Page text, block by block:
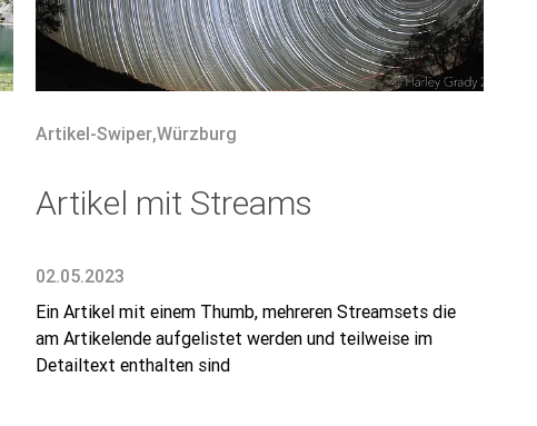
Artikel-Swiper,Würzburg
Artikel mit Streams
02.05.2023
Ein Artikel mit einem Thumb, mehreren Streamsets die
am Artikelende aufgelistet werden und teilweise im
Detailtext enthalten sind